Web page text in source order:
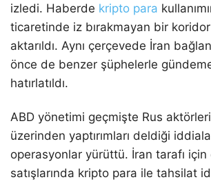
izledi. Haberde kripto para
ticaretinde iz bırakmayan bir
aktarıldı. Aynı çerçevede İran
önce de benzer şüphelerle
hatırlatıldı.
ABD yönetimi geçmişte Rus
üzerinden yaptırımları deldiği
operasyonlar yürüttü. İran tarafı
satışlarında kripto para ile tahsilat